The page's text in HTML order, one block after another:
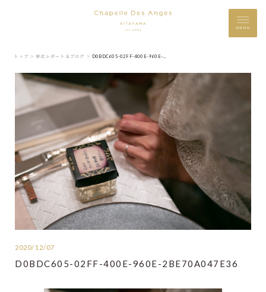
MENU
トップ ＞ 挙式レポート＆ブログ ＞ D0BDC605-02FF-400E-960E-2BE70A047E36
2020/12/07
D0BDC605-02FF-400E-960E-2BE70A047E36